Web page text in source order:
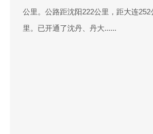
公里。公路距沈阳222公里，距大连252
里。已开通了沈丹、丹大......